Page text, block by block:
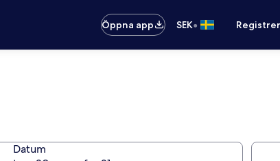
Öppna app SEK•
Datum